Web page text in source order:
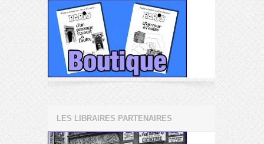
LES LIBRAIRES PARTENAIRES